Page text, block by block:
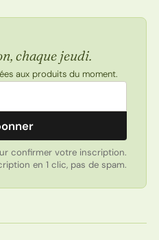
chaque jeudi.
aux produits du moment.
confirmer votre inscription.
en 1 clic, pas de spam.